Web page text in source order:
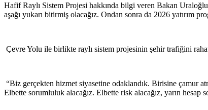
Hafif Raylı Sistem Projesi hakkında bilgi veren Bakan
aşağı yukarı bitirmiş olacağız. Ondan sonra da 2026 yatırım
Çevre Yolu ile birlikte raylı sistem projesinin şehir trafiğini
“Biz gerçekten hizmet siyasetine odaklandık. Birisine çamur
Elbette sorumluluk alacağız. Elbette risk alacağız, yarın